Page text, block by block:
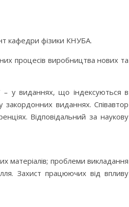
кафедри фізики КНУБА.
процесів виробництва нових та
– у виданнях, що індексуються в
виданнях. Співавтор
Відповідальний за наукову
матеріалів; проблеми викладання
Захист працюючих від впливу